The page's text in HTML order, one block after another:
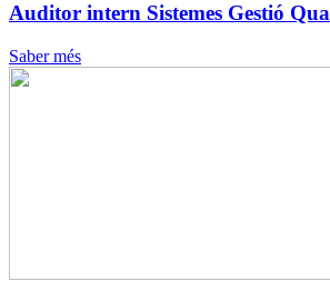
Auditor intern Sistemes Gestió
Saber més